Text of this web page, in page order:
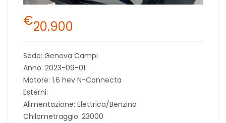
€20.900
Sede: Genova Campi
Anno: 2023-09-01
Motore: 1.6 hev N-Connecta
Esterni:
Alimentazione: Elettrica/Benzina
Chilometraggio: 23000